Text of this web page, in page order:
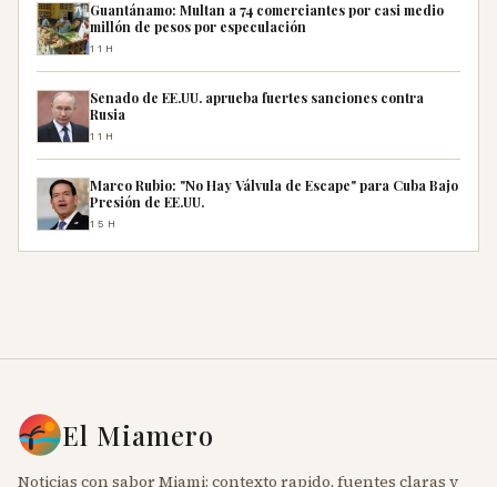
Guantánamo: Multan a 74 comerciantes por casi medio
millón de pesos por especulación
11H
Senado de EE.UU. aprueba fuertes sanciones contra
Rusia
11H
Marco Rubio: "No Hay Válvula de Escape" para Cuba Bajo
Presión de EE.UU.
15H
El Miamero
Noticias con sabor Miami: contexto rapido, fuentes claras y